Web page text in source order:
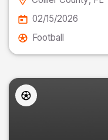
02/15/2026
Football